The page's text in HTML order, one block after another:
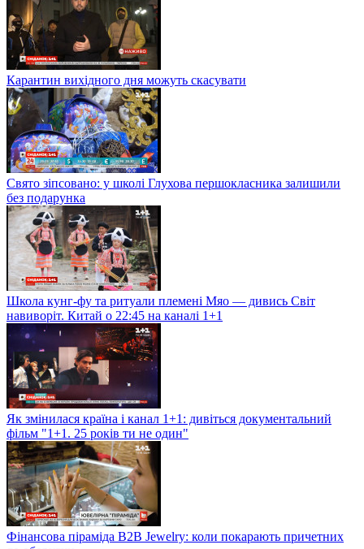
Карантин вихідного дня можуть скасувати
Свято зіпсовано: у школі Глухова першокласника залишили
без подарунка
Школа кунг-фу та ритуали племені Мяо — дивись Світ
навиворіт. Китай о 22:45 на каналі 1+1
Як змінилася країна і канал 1+1: дивіться документальний
фільм "1+1. 25 років ти не один"
Фінансова піраміда B2B Jewelry: коли покарають причетних